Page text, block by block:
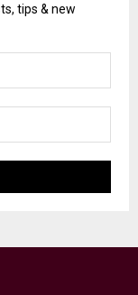
tips & new